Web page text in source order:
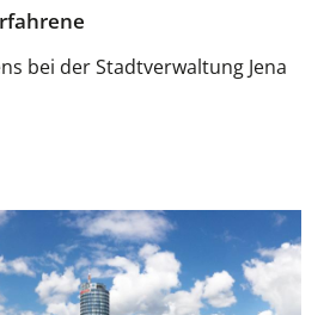
bei der Stadtverwaltung Jena